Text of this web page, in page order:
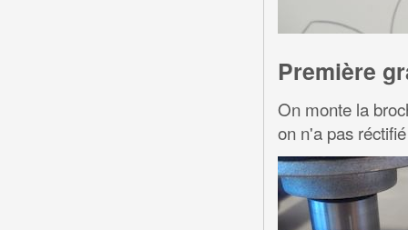
Première
On monte la
on n'a pas